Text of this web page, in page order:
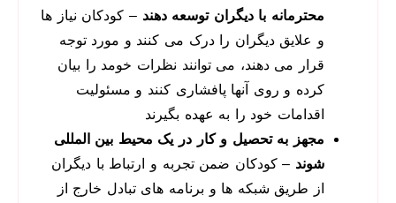
محترمانه با دیگران توسعه دهند – کودکان نیاز ها
و علایق دیگران را درک می کنند و مورد توجه
قرار می دهند، می توانند نظرات خومد را بیان
کرده و روی آنها پافشاری کنند و مسئولیت
اقدامات خود را به عهده بگیرند
مجهز به تحصیل و کار در یک محیط بین المللی
شوند – کودکان ضمن تجربه و ارتباط با دیگران
از طریق شبکه ها و برنامه های تبادل خارج از